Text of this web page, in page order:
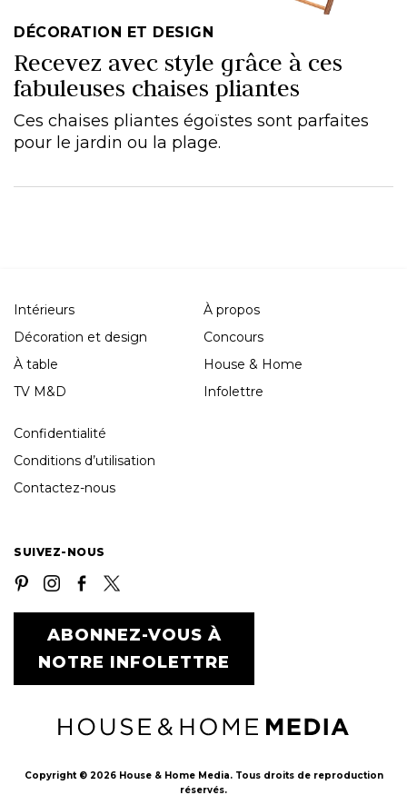
DÉCORATION ET DESIGN
Recevez avec style grâce à ces
fabuleuses chaises pliantes
Ces chaises pliantes égoïstes sont parfaites
pour le jardin ou la plage.
Intérieurs
Décoration et design
À table
TV M&D
À propos
Concours
House & Home
Infolettre
Confidentialité
Conditions d’utilisation
Contactez-nous
SUIVEZ-NOUS
ABONNEZ-VOUS À
NOTRE INFOLETTRE
Copyright © 2026 House & Home Media. Tous droits de reproduction
réservés.